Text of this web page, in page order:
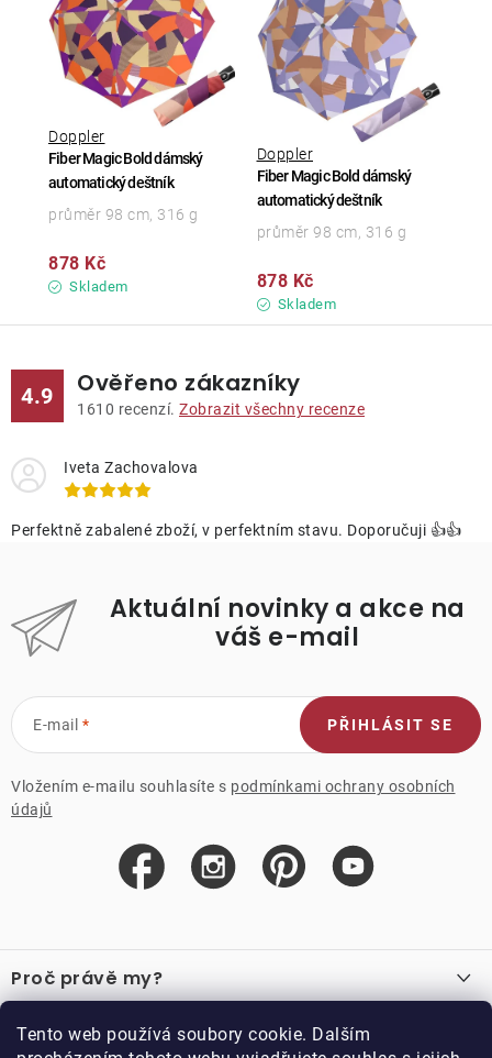
Tento web používá soubory cookie. Dalším
Fiber Magic Bold dámský
automatický deštník
Doppler
Skladem
878 Kč
průměr 98 cm, 316 g
Fiber Magic Bold dámský
automatický deštník
Doppler
Skladem
878 Kč
průměr 98 cm, 316 g
4.9 Ověřeno zákazníky
1610 recenzí. Zobrazit všechny recenze
Iveta Zachovalova
Perfektně zabalené zboží, v perfektním stavu. Doporučuji 👍👍
Aktuální novinky a akce na
váš e-mail
E-mail
Vložením e-mailu souhlasíte s podmínkami ochrany osobních
údajů
PŘIHLÁSIT SE
á
p
a
Proč právě my?
Recenze
Důležité odkazy